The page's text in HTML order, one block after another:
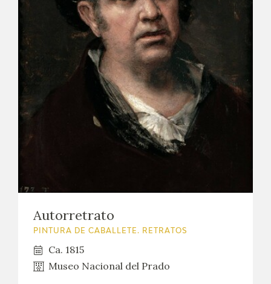
Autorretrato
PINTURA DE CABALLETE. RETRATOS
Ca. 1815
Museo Nacional del Prado